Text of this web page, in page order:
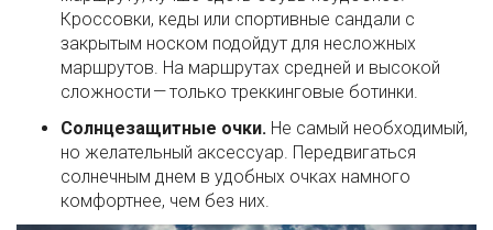
Кроссовки, кеды или спортивные сандали с
закрытым носком подойдут для несложных
маршрутов. На маршрутах средней и высокой
сложности — только треккинговые ботинки.
Солнцезащитные очки. Не самый необходимый,
но желательный аксессуар. Передвигаться
солнечным днем в удобных очках намного
комфортнее, чем без них.